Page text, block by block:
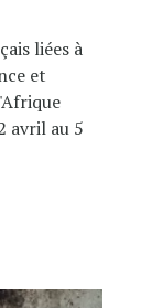
liées à
et
avril au 5